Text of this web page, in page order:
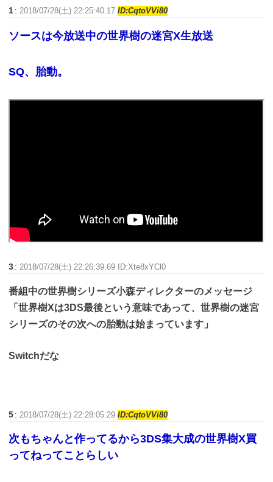
1 : 2018/07/28(土) 22:25:40.17ID:CqtoVVi80
ソースは今放送中の世界樹の迷宮X生放送
SQ、胎動。
3 : 2018/07/28(土) 22:26:39.69 ID:Xte8xYCl0
番組中の世界樹シリーズ小森ディレクターのメッセージ
「世界樹Xは3DS最後という意味であって、世界樹の迷宮
シリーズのその次への胎動は始まっています」
Switchだな
5 :2018/07/28(土) 22:28:05.29ID:CqtoVVi80
次もちゃんと作ってるから3DS集大成の世界樹X買
ってねってことらしい